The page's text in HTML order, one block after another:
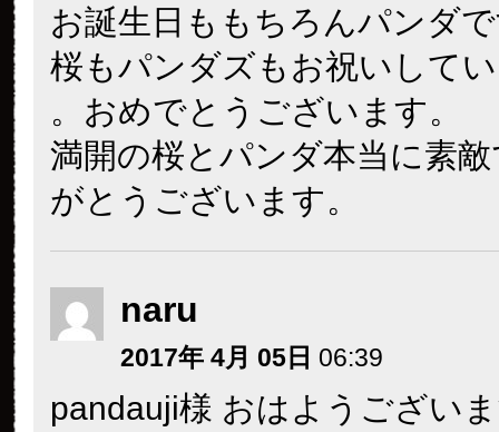
お誕生日ももちろんパンダ
桜もパンダズもお祝いして
。おめでとうございます。
満開の桜とパンダ本当に素
がとうございます。
naru
2017年 4月 05日 06:39
pandauji様 おはようござい